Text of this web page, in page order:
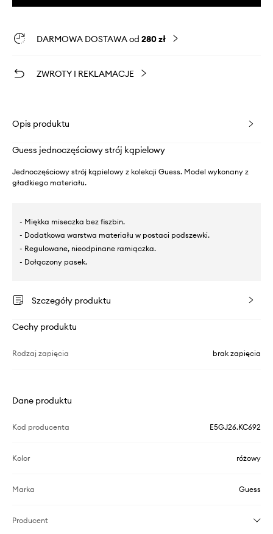
DARMOWA DOSTAWA od 280 zł
ZWROTY I REKLAMACJE
Opis produktu
Guess jednoczęściowy strój kąpielowy
Jednoczęściowy strój kąpielowy z kolekcji Guess. Model wykonany z
gładkiego materiału.
- Miękka miseczka bez fiszbin.
- Dodatkowa warstwa materiału w postaci podszewki.
- Regulowane, nieodpinane ramiączka.
- Dołączony pasek.
Szczegóły produktu
Cechy produktu
Rodzaj zapięcia brak zapięcia
Dane produktu
Kod producenta E5GJ26.KC692
Kolor różowy
Marka Guess
Producent